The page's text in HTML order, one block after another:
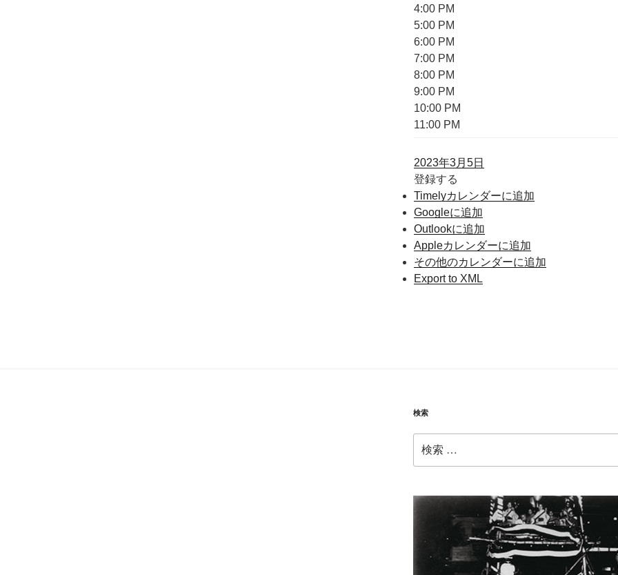
4:00 PM
5:00 PM
6:00 PM
7:00 PM
8:00 PM
9:00 PM
10:00 PM
11:00 PM
2023年3月5日
登録する
Timelyカレンダーに追加
Googleに追加
Outlookに追加
Appleカレンダーに追加
その他のカレンダーに追加
Export to XML
検索
索: